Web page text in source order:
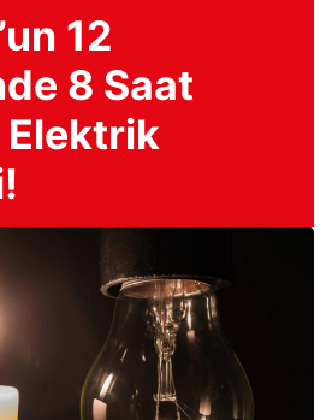
12
8 Saat
Elektrik